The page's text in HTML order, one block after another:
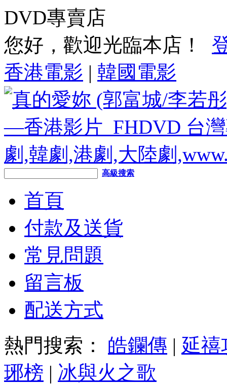
DVD專賣店
您好，歡迎光臨本店！
香港電影 | 韓國電影
高級搜索
首頁
付款及送貨
常見問題
留言板
配送方式
熱門搜索： 皓鑭傳 | 延禧
琊榜 | 冰與火之歌